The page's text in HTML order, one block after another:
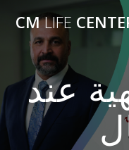
CMLIFE
عند